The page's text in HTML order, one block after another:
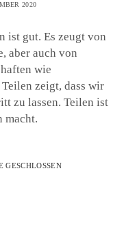
2020
ist gut. Es zeugt von
aber auch von
wie
zeigt, dass wir
zu lassen. Teilen ist
macht.
GESCHLOSSEN